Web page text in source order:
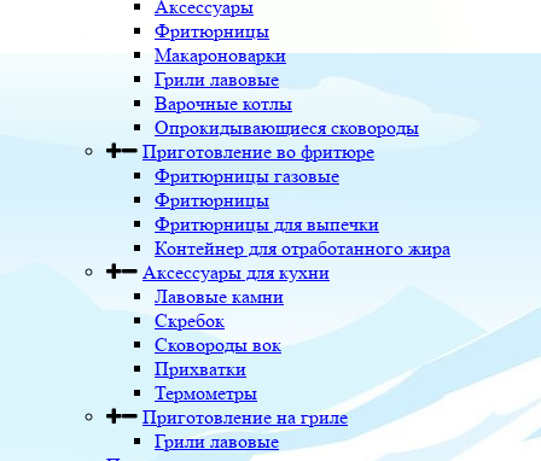
Аксессуары
Фритюрницы
Макароноварки
Грили лавовые
Варочные котлы
Опрокидывающиеся сковороды
Приготовление во фритюре
Фритюрницы газовые
Фритюрницы
Фритюрницы для выпечки
Контейнер для отработанного жира
Аксессуары для кухни
Лавовые камни
Скребок
Сковороды вок
Прихватки
Термометры
Приготовление на гриле
Грили лавовые